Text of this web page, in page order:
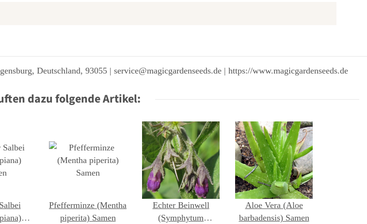
Deutschland, 93055 | service@magicgardenseeds.de | https://www.magicgardenseeds.de
dazu folgende Artikel:
Pfefferminze (Mentha
piperita) Samen
Echter Beinwell
(Symphytum
Aloe Vera (Aloe
barbadensis) Samen